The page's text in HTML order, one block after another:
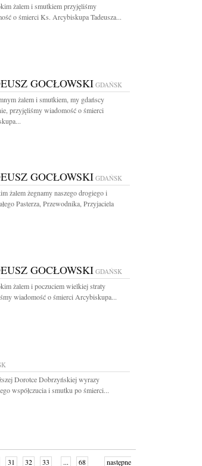
żalem i smutkiem przyjęliśmy
o śmierci Ks. Arcybiskupa Tadeusza...
GOCŁOWSKIGDAŃSK
żalem i smutkiem, my gdańscy
przyjęliśmy wiadomość o śmierci
GOCŁOWSKIGDAŃSK
żalem żegnamy naszego drogiego i
Pasterza, Przewodnika, Przyjaciela
GOCŁOWSKIGDAŃSK
żalem i poczuciem wielkiej straty
wiadomość o śmierci Arcybiskupa...
Dorotce Dobrzyńskiej wyrazy
współczucia i smutku po śmierci...
31 32 33 ... 68 następne